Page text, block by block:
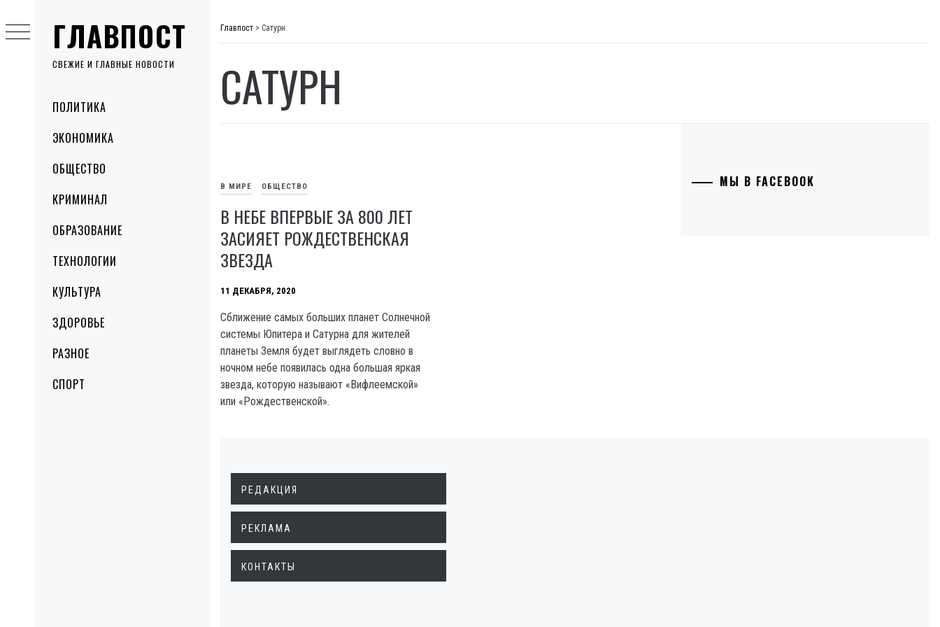
ГЛАВПОСТ
СВЕЖИЕ И ГЛАВНЫЕ НОВОСТИ
MenuПОЛИТИКА
ЭКОНОМИКА
ОБЩЕСТВО
КРИМИНАЛ
ОБРАЗОВАНИЕ
ТЕХНОЛОГИИ
КУЛЬТУРА
ЗДОРОВЬЕ
РАЗНОЕ
СПОРТ
to
content
Главпост > Сатурн
САТУРН
В МИРЕ ОБЩЕСТВО
В НЕБЕ ВПЕРВЫЕ ЗА 800 ЛЕТ
ЗАСИЯЕТ РОЖДЕСТВЕНСКАЯ
ЗВЕЗДА
11 ДЕКАБРЯ, 2020
Сближение самых больших планет Солнечной
системы Юпитера и Сатурна для жителей
планеты Земля будет выглядеть словно в
ночном небе появилась одна большая яркая
звезда, которую называют «Вифлеемской»
или «Рождественской».
МЫ В FACEBOOK
РЕДАКЦИЯ
РЕКЛАМА
КОНТАКТЫ